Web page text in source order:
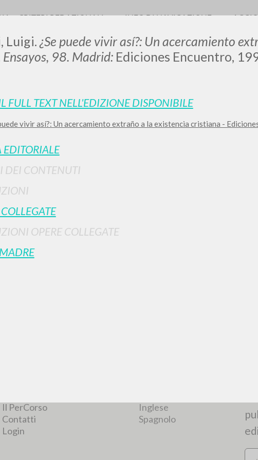
Luigi.¿Se puede vivir así?: Un acercamiento
Ensayos, 98. Madrid: Ediciones Encuentro,
FULL TEXT NELL'EDIZIONE DISPONIBILE
vivir así?: Un acercamiento extraño a la existencia cristiana -
EDITORIALE
DEI CONTENUTI
OPERE COLLEGATE
CRITERI REDAZIONALI INFO DI NAVIGAZIONE
risultati ancora più precisi? Utilizza laRICERCA AVANZATA »
0
Visualizza dettagli per tipologia
LINGUA
NAVIGA LINGUA